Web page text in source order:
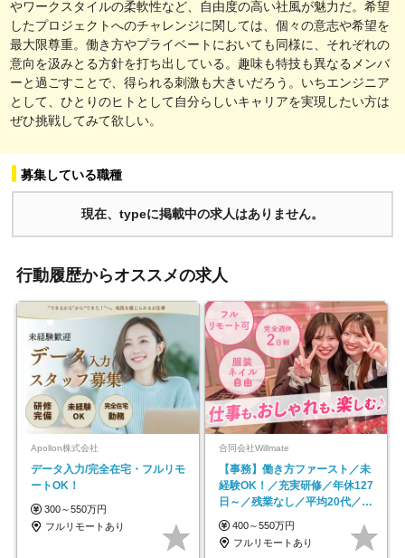
やワークスタイルの柔軟性など、自由度の高い社風が魅力だ。希望
したプロジェクトへのチャレンジに関しては、個々の意志や希望を
最大限尊重。働き方やプライベートにおいても同様に、それぞれの
意向を汲みとる方針を打ち出している。趣味も特技も異なるメンバ
ーと過ごすことで、得られる刺激も大きいだろう。いちエンジニア
として、ひとりのヒトとして自分らしいキャリアを実現したい方は
ぜひ挑戦してみて欲しい。
募集している職種
現在、typeに掲載中の求人はありません。
行動履歴からオススメの求人
Apollon株式会社
データ入力/完全在宅・フルリモ
ートOK！
300～550万円
フルリモートあり
合同会社Willmate
【事務】働き方ファースト／未
経験OK！／充実研修／年休127
日～／残業なし／平均20代／リ
モートOK
400～550万円
フルリモートあり